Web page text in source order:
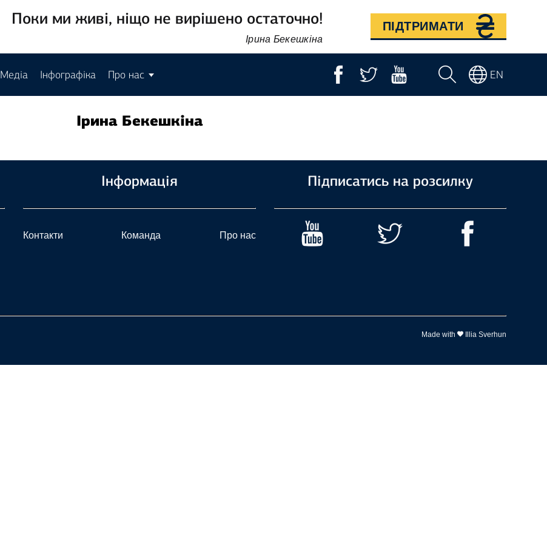
Поки ми живі, ніщо не вирішено остаточно!
Ірина Бекешкіна
ПІДТРИМАТИ
Медіа Інфографіка Про нас EN
Ірина Бекешкіна
Інформація
Контакти Команда Про нас
Підписатись на розсилку
Made with Illia Sverhun